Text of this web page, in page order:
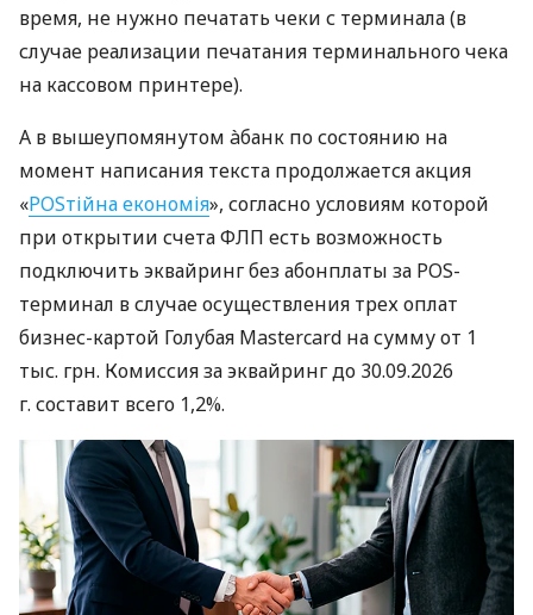
время, не нужно печатать чеки с терминала (в
случае реализации печатания терминального чека
на кассовом принтере).
А в вышеупомянутом àбанк по состоянию на
момент написания текста продолжается акция
«POSтійна економія», согласно условиям которой
при открытии счета ФЛП есть возможность
подключить эквайринг без абонплаты за POS-
терминал в случае осуществления трех оплат
бизнес-картой Голубая Mastercard на сумму от 1
тыс. грн. Комиссия за эквайринг до 30.09.2026
г. составит всего 1,2%.